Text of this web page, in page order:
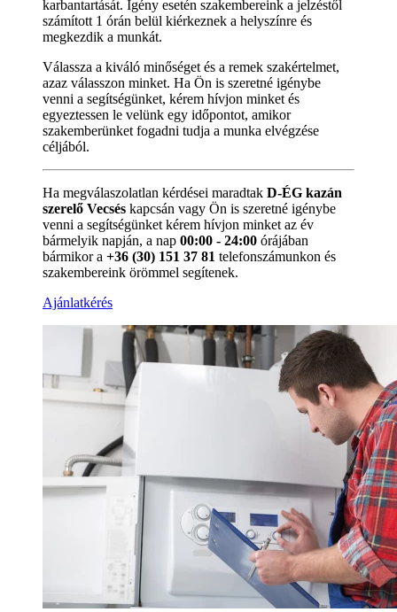
karbantartását. Igény esetén szakembereink a jelzéstől
számított 1 órán belül kiérkeznek a helyszínre és
megkezdik a munkát.
Válassza a kiváló minőséget és a remek szakértelmet,
azaz válasszon minket. Ha Ön is szeretné igénybe
venni a segítségünket, kérem hívjon minket és
egyeztessen le velünk egy időpontot, amikor
szakemberünket fogadni tudja a munka elvégzése
céljából.
Ha megválaszolatlan kérdései maradtak D-ÉG kazán
szerelő Vecsés kapcsán vagy Ön is szeretné igénybe
venni a segítségünket kérem hívjon minket az év
bármelyik napján, a nap 00:00 - 24:00 órájában
bármikor a +36 (30) 151 37 81 telefonszámunkon és
szakembereink örömmel segítenek.
Ajánlatkérés